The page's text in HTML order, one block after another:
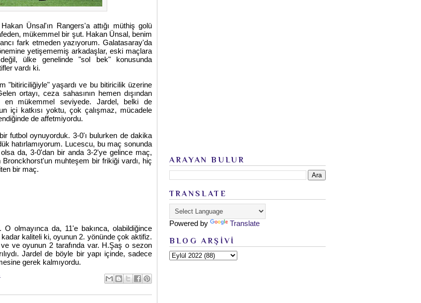
Ünsal'ın Rangers'a attığı müthiş golü
mükemmel bir şut. Hakan Ünsal, benim
fark etmeden yazıyorum. Galatasaray'da
yetişememiş arkadaşlar, eski maçlara
ülke genelinde "sol bek" konusunda
vardı ki.
"bitiriciliğiyle" yaşardı ve bu bitiricilik üzerine
ortayı, ceza sahasının hemen dışından
en mükemmel seviyede. Jardel, belki de
içi katkısı yoktu, çok çalışmaz, mücadele
de affetmiyordu.
futbol oynuyorduk. 3-0'ı bulurken de dakika
hatırlamıyorum. Lucescu, bu maç sonunda
da, 3-0'dan bir anda 3-2'ye gelince maç,
muhteşem bir frikiği vardı, hiç
bir maç.
olmayınca da, 11'e bakınca, olabildiğince
kaliteli ki, oyunun 2. yönünde çok aktifiz.
ve oyunun 2 tarafında var. H.Şaş o sezon
Jardel de böyle bir yapı içinde, sadece
gerek kalmıyordu.
ARAYAN BULUR
TRANSLATE
Powered by Translate
BLOG ARŞİVİ